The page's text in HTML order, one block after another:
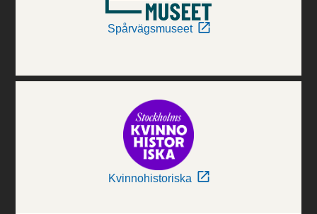
Spårvägsmuseet
Kvinnohistoriska